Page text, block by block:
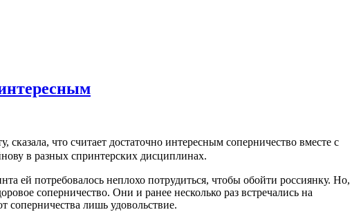
что считает достаточно интересным соперничество вместе с
в разных спринтерских дисциплинах.
ей потребовалось неплохо потрудиться, чтобы обойти россиянку. Но,
соперничество. Они и ранее несколько раз встречались на
соперничества лишь удовольствие.